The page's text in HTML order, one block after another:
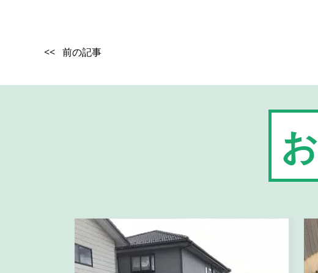
<< 前の記事
お